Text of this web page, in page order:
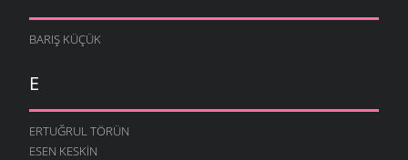
BARIŞ KÜÇÜK
E
ERTUĞRUL TÖRÜN
ESEN KESKIN